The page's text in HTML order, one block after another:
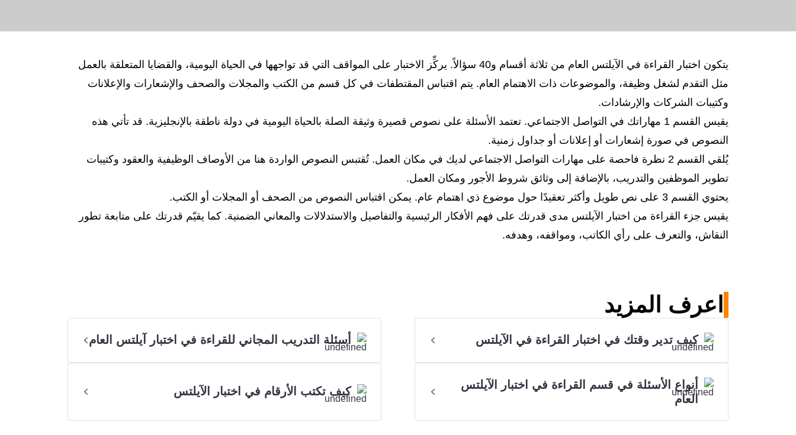
يتكون اختبار القراءة في الآيلتس العام من ثلاثة أقسام و40 سؤالاً. يركِّز الاختبار على المواقف التي قد تواجهها في الحياة اليومية، والقضايا المتعلقة بالعمل
مثل التقدم لشغل وظيفة، والموضوعات ذات الاهتمام العام. يتم اقتباس المقتطفات في كل قسم من الكتب والمجلات والصحف والإشعارات والإعلانات
وكتيبات الشركات والإرشادات.
يقيس القسم 1 مهاراتك في التواصل الاجتماعي. تعتمد الأسئلة على نصوص قصيرة وثيقة الصلة بالحياة اليومية في دولة ناطقة بالإنجليزية. قد تأتي هذه
النصوص في صورة إشعارات أو إعلانات أو جداول زمنية.
يُلقي القسم 2 نظرة فاحصة على مهارات التواصل الاجتماعي لديك في مكان العمل. تُقتبس النصوص الواردة هنا من الأوصاف الوظيفية والعقود وكتيبات
تطوير الموظفين والتدريب، بالإضافة إلى وثائق شروط الأجور ومكان العمل.
يحتوي القسم 3 على نص طويل وأكثر تعقيدًا حول موضوع ذي اهتمام عام. يمكن اقتباس النصوص من الصحف أو المجلات أو الكتب.
يقيس جزء القراءة من اختبار الآيلتس مدى قدرتك على فهم الأفكار الرئيسية والتفاصيل والاستدلالات والمعاني الضمنية. كما يقيّم قدرتك على متابعة تطور
النقاش، والتعرف على رأي الكاتب، ومواقفه، وهدفه.
اعرف المزيد
كيف تدير وقتك في اختبار القراءة في الآيلتس أسئلة التدريب المجاني للقراءة في اختبار آيلتس العام
أنواع الأسئلة في قسم القراءة في اختبار الآيلتس
العام
كيف تكتب الأرقام في اختبار الآيلتس